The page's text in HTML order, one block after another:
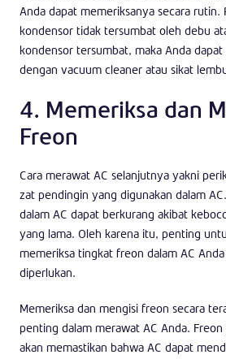
Anda dapat memeriksanya secara rutin.
kondensor tidak tersumbat oleh debu
kondensor tersumbat, maka Anda
dengan vacuum cleaner atau sikat
4. Memeriksa dan
Freon
Cara merawat AC selanjutnya yakni
zat pendingin yang digunakan dalam
dalam AC dapat berkurang akibat
yang lama. Oleh karena itu, penting
memeriksa tingkat freon dalam AC
diperlukan.
Memeriksa dan mengisi freon secara
penting dalam merawat AC Anda.
akan memastikan bahwa AC dapat